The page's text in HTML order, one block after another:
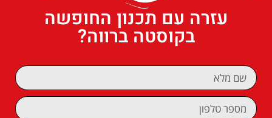
עזרה עם תכנון החופשה
בקוסטה ברווה?